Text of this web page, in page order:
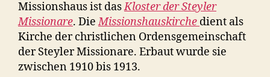
Missionshaus ist dasKloster der Steyler
Missionare. DieMissionshauskirche dient als
Kirche der christlichen Ordensgemeinschaft
der Steyler Missionare. Erbaut wurde sie
zwischen 1910 bis 1913.